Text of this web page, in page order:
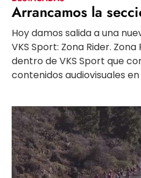
Arrancamos la
Hoy damos salida a una
VKS Sport: Zona Rider.
dentro de VKS Sport que
contenidos audiovisuales en